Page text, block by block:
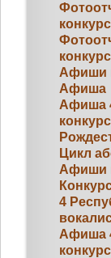
Афиши
Афиша
Афиша
Цикл
Афиши
4
Афиша